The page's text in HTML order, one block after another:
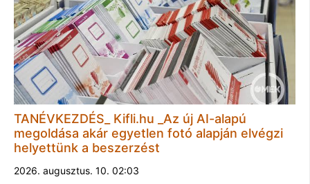
TANÉVKEZDÉS_ Kifli.hu _Az új AI-alapú
megoldása akár egyetlen fotó alapján elvégzi
helyettünk a beszerzést
2026. augusztus. 10. 02:03